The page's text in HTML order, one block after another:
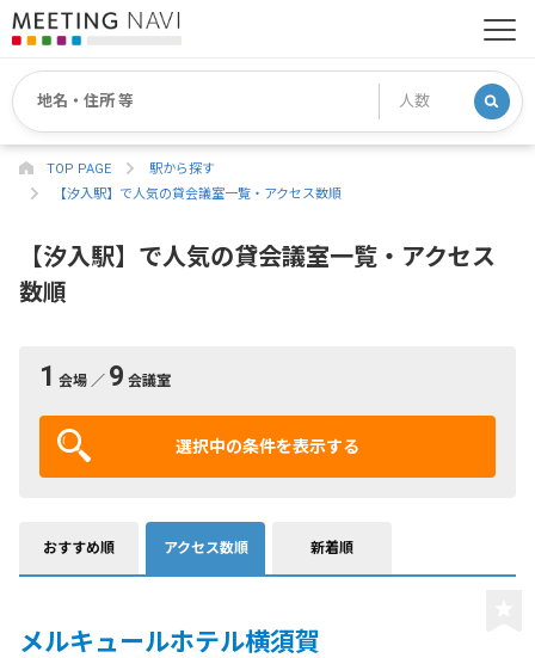
TOP PAGE
駅から探す
【汐入駅】で人気の貸会議室一覧・アクセス数順
【汐入駅】で人気の貸会議室一覧・アクセス
数順
1 会場 ／ 9 会議室
選択中の条件を表示する
おすすめ順 アクセス数順 新着順
メルキュールホテル横須賀